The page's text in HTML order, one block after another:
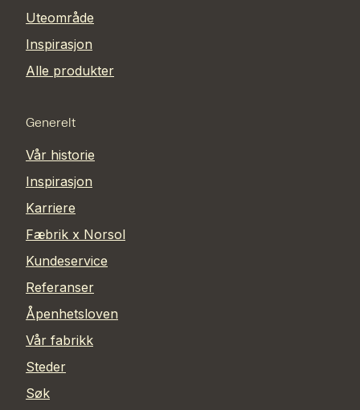
Uteområde
Inspirasjon
Alle produkter
Generelt
Vår historie
Inspirasjon
Karriere
Fæbrik x Norsol
Kundeservice
Referanser
Åpenhetsloven
Vår fabrikk
Steder
Søk